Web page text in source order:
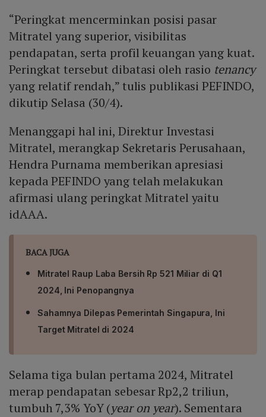
“Peringkat mencerminkan posisi pasar
Mitratel yang superior, visibilitas
pendapatan, serta profil keuangan yang kuat.
Peringkat tersebut dibatasi oleh rasio tenancy
yang relatif rendah,” tulis publikasi PEFINDO,
dikutip Selasa (30/4).
Menanggapi hal ini, Direktur Investasi
Mitratel, merangkap Sekretaris Perusahaan,
Hendra Purnama memberikan apresiasi
kepada PEFINDO yang telah melakukan
afirmasi ulang peringkat Mitratel yaitu
idAAA.
BACA JUGA
Mitratel Raup Laba Bersih Rp 521 Miliar di Q1
2024, Ini Penopangnya
Sahamnya Dilepas Pemerintah Singapura, Ini
Target Mitratel di 2024
Selama tiga bulan pertama 2024, Mitratel
merap pendapatan sebesar Rp2,2 triliun,
tumbuh 7,3% YoY (year on year). Sementara